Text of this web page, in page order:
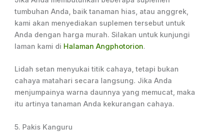
tumbuhan Anda, baik tanaman hias, atau anggrek,
kami akan menyediakan suplemen tersebut untuk
Anda dengan harga murah. Silakan untuk kunjungi
laman kami di Halaman Angphotorion.
Lidah setan menyukai titik cahaya, tetapi bukan
cahaya matahari secara langsung. Jika Anda
menjumpainya warna daunnya yang memucat, maka
itu artinya tanaman Anda kekurangan cahaya.
5. Pakis Kanguru